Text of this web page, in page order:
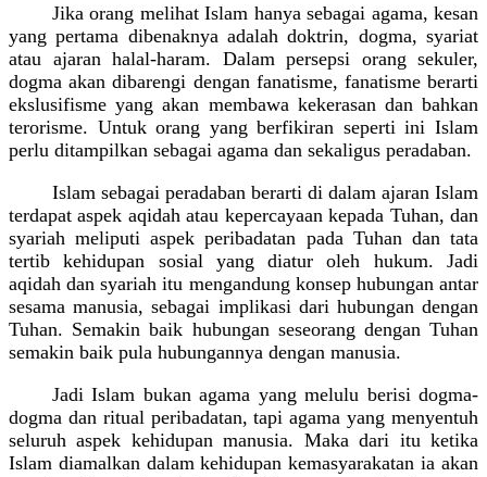
Jika orang melihat Islam hanya sebagai agama, kesan
yang pertama dibenaknya adalah doktrin, dogma, syariat
atau ajaran halal-haram. Dalam persepsi orang sekuler,
dogma akan dibarengi dengan fanatisme, fanatisme berarti
ekslusifisme yang akan membawa kekerasan dan bahkan
terorisme. Untuk orang yang berfikiran seperti ini Islam
perlu ditampilkan sebagai agama dan sekaligus peradaban.
Islam sebagai peradaban berarti di dalam ajaran Islam
terdapat aspek aqidah atau kepercayaan kepada Tuhan, dan
syariah meliputi aspek peribadatan pada Tuhan dan tata
tertib kehidupan sosial yang diatur oleh hukum. Jadi
aqidah dan syariah itu mengandung konsep hubungan antar
sesama manusia, sebagai implikasi dari hubungan dengan
Tuhan. Semakin baik hubungan seseorang dengan Tuhan
semakin baik pula hubungannya dengan manusia.
Jadi Islam bukan agama yang melulu berisi dogma-
dogma dan ritual peribadatan, tapi agama yang menyentuh
seluruh aspek kehidupan manusia. Maka dari itu ketika
Islam diamalkan dalam kehidupan kemasyarakatan ia akan